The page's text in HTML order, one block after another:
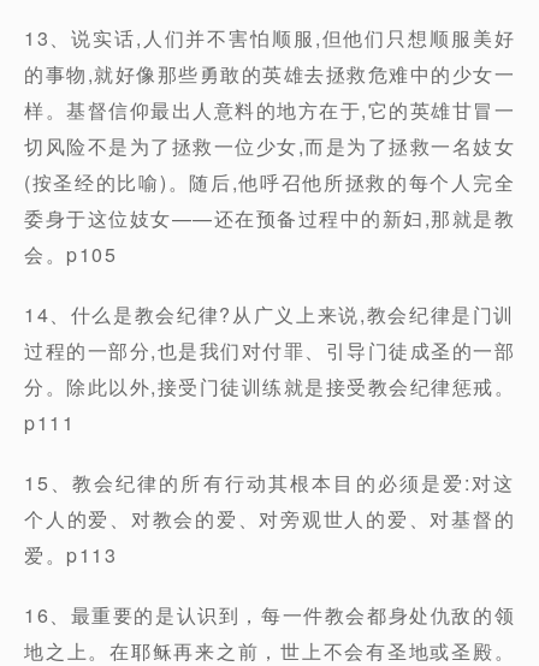
13、说实话,人们并不害怕顺服,但他们只想顺服美好
的事物,就好像那些勇敢的英雄去拯救危难中的少女一
样。基督信仰最出人意料的地方在于,它的英雄甘冒一
切风险不是为了拯救一位少女,而是为了拯救一名妓女
(按圣经的比喻)。随后,他呼召他所拯救的每个人完全
委身于这位妓女——还在预备过程中的新妇,那就是教
会。p105
14、什么是教会纪律?从广义上来说,教会纪律是门训
过程的一部分,也是我们对付罪、引导门徒成圣的一部
分。除此以外,接受门徒训练就是接受教会纪律惩戒。
p111
15、教会纪律的所有行动其根本目的必须是爱:对这
个人的爱、对教会的爱、对旁观世人的爱、对基督的
爱。p113
16、最重要的是认识到，每一件教会都身处仇敌的领
地之上。在耶稣再来之前，世上不会有圣地或圣殿。